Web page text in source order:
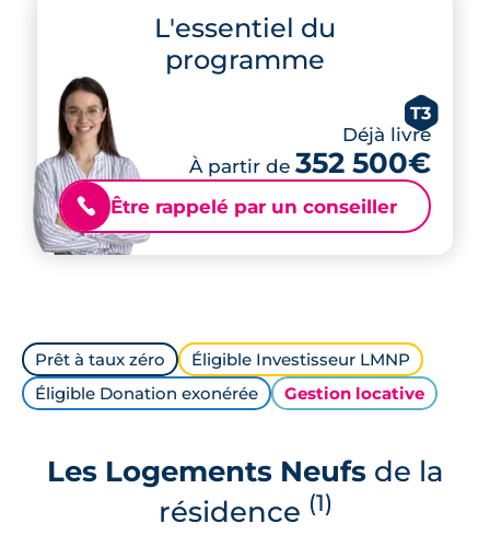
L'essentiel du
programme
T3
Déjà livré
À partir de 352 500€
📞 Être rappelé par un conseiller
Prêt à taux zéro
Éligible Investisseur LMNP
Éligible Donation exonérée
Gestion locative
Les Logements Neufsde la
résidence (1)